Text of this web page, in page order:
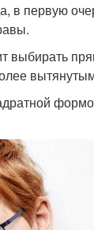
в первую
выбирать